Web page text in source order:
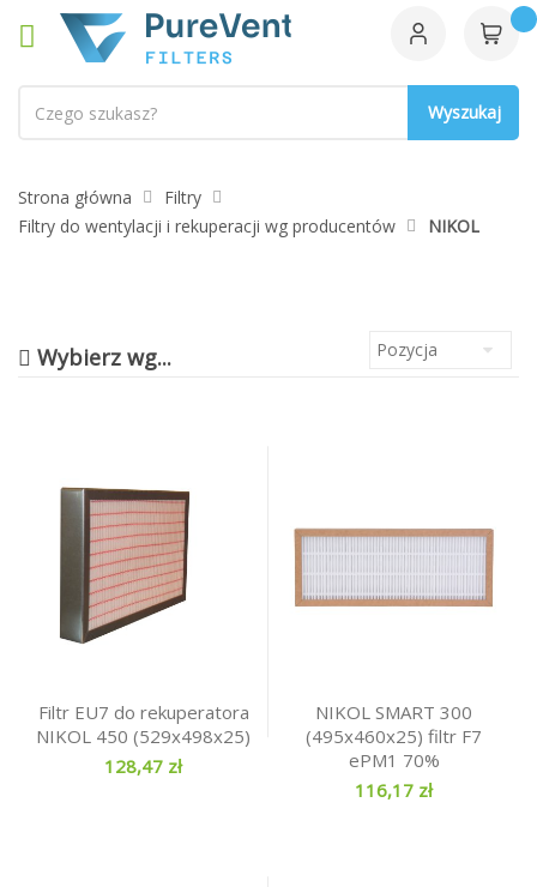
Strona główna
Filtry
Filtry do wentylacji i rekuperacji wg producentów
NIKOL
Filtr EU7 do rekuperatora
NIKOL 450 (529x498x25)
128,47 zł
NIKOL SMART 300
(495x460x25) filtr F7
ePM1 70%
116,17 zł
Wybierz wg...